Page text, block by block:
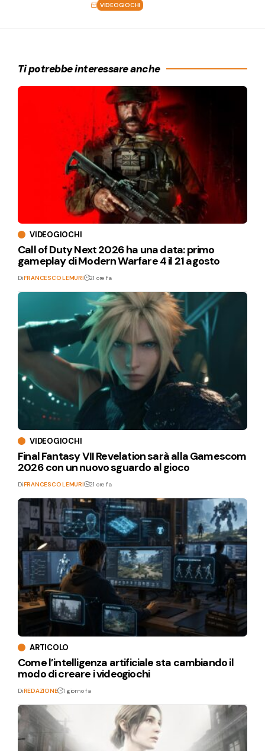
VIDEOGIOCHI
Ti potrebbe interessare anche
VIDEOGIOCHI
Call of Duty Next 2026 ha una data: primo
gameplay di Modern Warfare 4 il 21 agosto
DiFRANCESCO LEMURI 21 ore fa
VIDEOGIOCHI
Final Fantasy VII Revelation sarà alla Gamescom
2026 con un nuovo sguardo al gioco
DiFRANCESCO LEMURI 21 ore fa
ARTICOLO
Come l’intelligenza artificiale sta cambiando il
modo di creare i videogiochi
DiREDAZIONE 1 giorno fa